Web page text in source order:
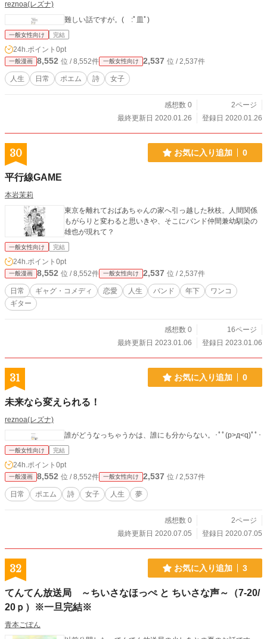
reznoa(レズナ)
難しい話ですが。( :ﾟ皿ﾟ)
一般女性向け 完結
24h.ポイント 0pt
一般漫画 8,552 位 / 8,552件 一般女性向け 2,537 位 / 2,537件
人生 日常 ポエム 詩 女子
感想数 0
2ページ
最終更新日 2020.01.26
登録日 2020.01.26
30 お気に入り追加 0
平行線GAME
本岩茉莉
東京を離れておばあちゃんの家へ引っ越した秋枝。人間関係
もがらりと変わると思いきや、そこにバンド仲間兼幼馴染の
雄也が現れて？
一般女性向け 完結
24h.ポイント 0pt
一般漫画 8,552 位 / 8,552件 一般女性向け 2,537 位 / 2,537件
日常 ギャグ・コメディ 恋愛 人生 バンド 年下
ワンコ
ギター
感想数 0
16ページ
最終更新日 2023.01.06
登録日 2023.01.06
31 お気に入り追加 0
未来なら変えられる！
reznoa(レズナ)
誰がどうなっちゃうかは、誰にも分からない。･ﾟﾟ(p>д<q)ﾟﾟ･
一般女性向け 完結
24h.ポイント 0pt
一般漫画 8,552 位 / 8,552件 一般女性向け 2,537 位 / 2,537件
日常 ポエム 詩 女子 人生 夢
感想数 0
2ページ
最終更新日 2020.07.05
登録日 2020.07.05
32 お気に入り追加 3
てんてん放送局 ～ちいさなほっぺ と ちいさな声～（7-20/
20ｐ）※一旦完結※
青本ごぽん